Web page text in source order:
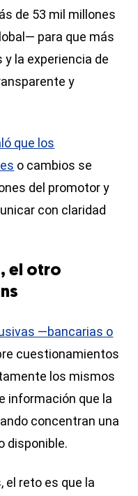
de 53 mil millones
para que más
la experiencia de
y
que los
o cambios se
del promotor y
con claridad
el otro
—bancarias o
cuestionamientos
los mismos
información que la
concentran una
disponible.
el reto es que la